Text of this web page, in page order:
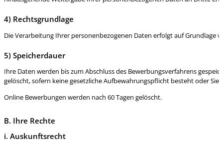
4) Rechtsgrundlage
Die Verarbeitung Ihrer personenbezogenen Daten erfolgt auf Grundlage
5) Speicherdauer
Ihre Daten werden bis zum Abschluss des Bewerbungsverfahrens
gelöscht, sofern keine gesetzliche Aufbewahrungspflicht besteht oder
Online Bewerbungen werden nach 60 Tagen gelöscht.
B. Ihre Rechte
i. Auskunftsrecht